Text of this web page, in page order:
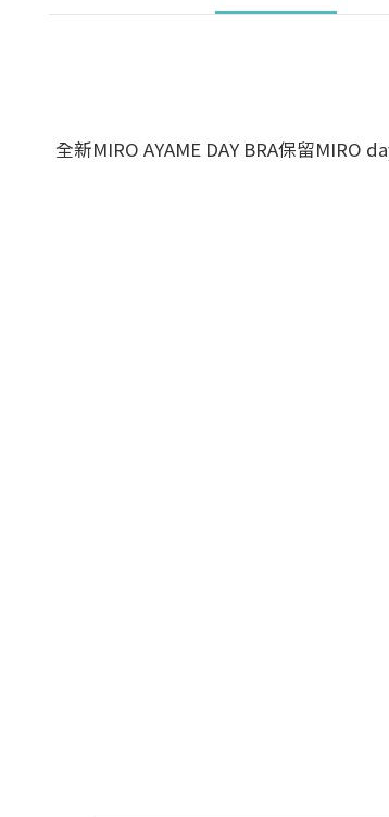
全新MIRO AYAME DAY BRA保留